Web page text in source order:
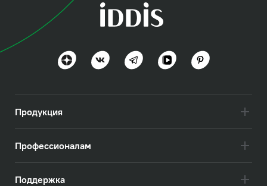
Эдифис (Edifice)
Продукция
Профессионалам
Поддержка